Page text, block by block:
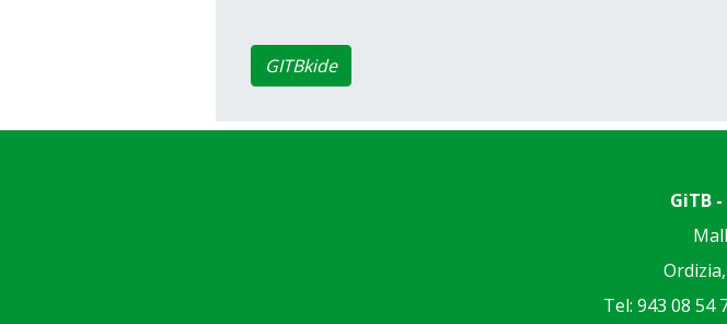
GITBkide
GiTB
Tel: 943 08 54